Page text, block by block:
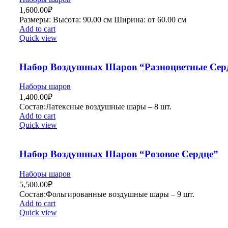
1,600.00₽
Рaзмеры: Высота: 90.00 см Ширина: от 60.00 см
Add to cart
Quick view
Набор Воздушных Шаров “Разноцветные
Наборы шаров
1,400.00₽
Состав:Латексные воздушные шары – 8 шт.
Add to cart
Quick view
Набор Воздушных Шаров “Розовое Сердце”
Наборы шаров
5,500.00₽
Состав:Фольгированные воздушные шары – 9 шт.
Add to cart
Quick view